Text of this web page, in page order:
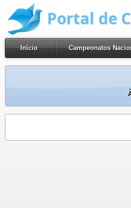
Portal de
Início Campeonatos